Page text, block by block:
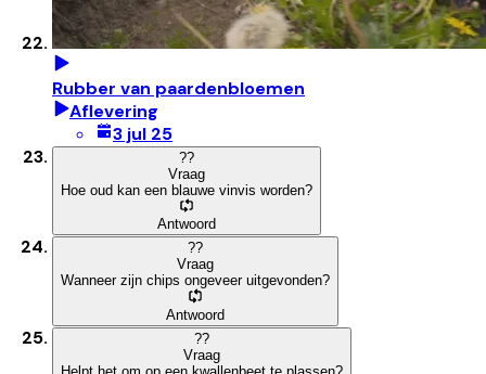
Rubber van paardenbloemen
Aflevering
3 jul 25
??
Vraag
Hoe oud kan een blauwe vinvis worden?
Antwoord
??
Vraag
Wanneer zijn chips ongeveer uitgevonden?
Antwoord
??
Vraag